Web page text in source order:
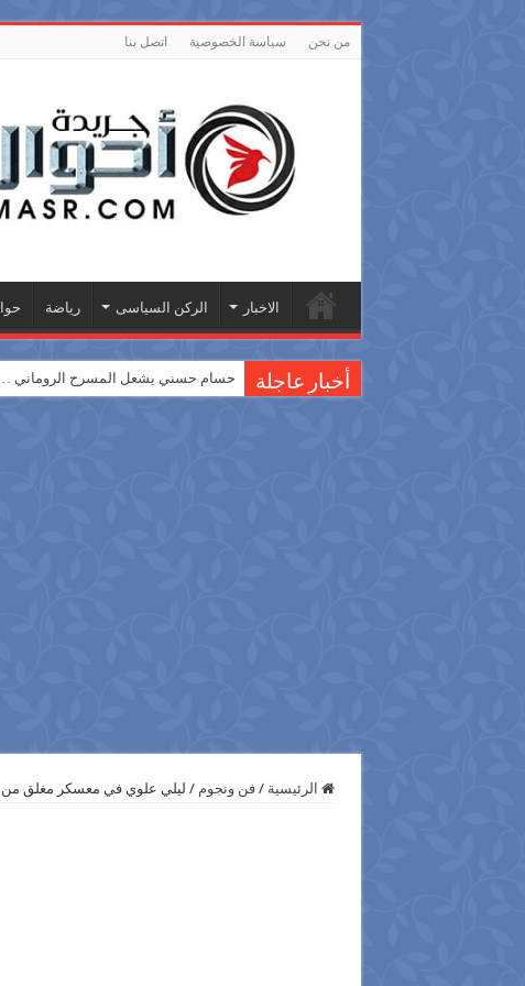
من نحن سياسة الخصوصية اتصل بنا
الاخبار الركن السياسى رياضة
أخبار عاجلة حسام حسني يشعل المسرح الروماني
الرئيسية / فن ونجوم / ليلي علوي في معسكر مغلق من